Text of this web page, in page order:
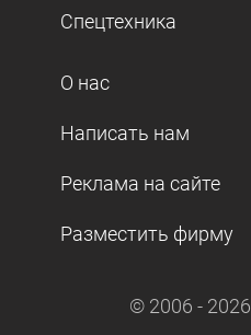
Спецтехника
О нас
Написать нам
Реклама на сайте
Разместить фирму
© 2006 - 2026